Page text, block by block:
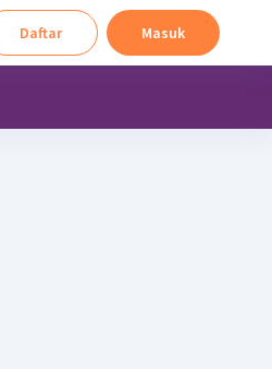
Daftar Masuk